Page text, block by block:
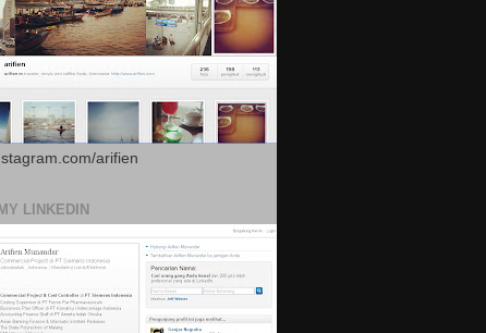
arifien
LINKEDIN